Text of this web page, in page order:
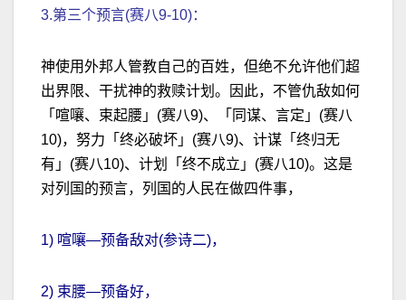
3.第三个预言(赛八9-10)：
神使用外邦人管教自己的百姓，但绝不允许他们超
出界限、干扰神的救赎计划。因此，不管仇敌如何
「喧嚷、束起腰」(赛八9)、「同谋、言定」(赛八
10)，努力「终必破坏」(赛八9)、计谋「终归无
有」(赛八10)、计划「终不成立」(赛八10)。这是
对列国的预言，列国的人民在做四件事，
1) 喧嚷—预备敌对(参诗二)，
2) 束腰—预备好，